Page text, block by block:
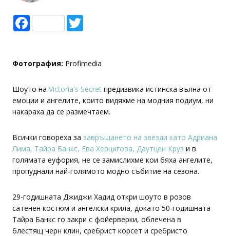
Facebook
Фотография: Profimedia
Шоуто на Victoria's Secret предизвика истинска вълна от
емоции и ангелите, които видяхме на модния подиум, ни
накараха да се размечтаем.
Всички говореха за завръщането на звезди като Адриана
Лима, Тайра Банкс, Ева Херцигова, Даутцен Круз и в
голямата еуфория, не се замислихме кои бяха ангелите,
пропуднали най-голямото модно събитие на сезона.
29-годишната Джиджи Хадид откри шоуто в розов
сатенен костюм и ангелски крила, докато 50-годишната
Тайра Банкс го закри с фойерверки, облечена в
блестящ черн клин, сребрист корсет и сребристо